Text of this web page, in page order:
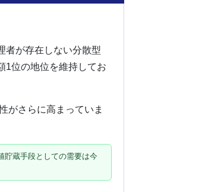
者が存在しない分散型
1位の地位を維持してお
がさらに高まっていま
貯蔵手段としての需要は今